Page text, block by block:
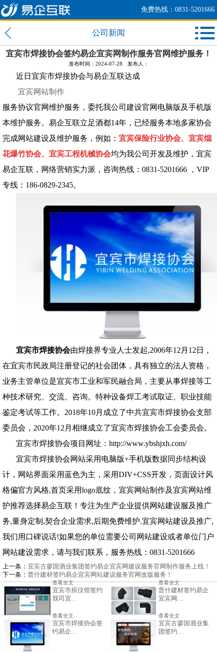
免费热线：0831-5201666
公司新闻
宜宾市焊接协会签约易企宜宾网制作服务官网维护服务！
发布时间：2024-07-28 发布人：
近日宜宾市焊接协会与易企互联达成
宜宾网站制作
服务协议官网维护服务，委托我公司建设官网电脑版及手机版
本维护服务。易企互联立足酒都14年，已经服务本地多家协会
完成网站建设及维护服务，例如： 宜宾保险行业协会、宜宾烟
花爆竹协会、宜宾工程机械协会均为我公司开发及维护，宜宾
易企互联，网络营销实力派，咨询热线：0831-5201666 ，VIP
专线：186-0829-2345。
宜宾市焊接协会由焊接界专业人士发起,2006年12月12日，
在宜宾市民政局注册登记的社会团体，具有独立的法人资格，
业务主管单位是宜宾市工业和军民融合局，主要从事焊接等工
种技术研究、交流、咨询。特种设备焊工考试取证、职业技能
鉴定考试等工作。2018年10月成立了中共宜宾市焊接协会支部
委员会，2020年12月相继成立了宜宾市焊接协会工会委员会。
宜宾市焊接协会项目网址：http://www.ybshjxh.com/
宜宾市焊接协会网站采用电脑版+手机版数据同步结构设
计，网站界面采用蓝色为主，采用DIV+CSS开发，页面设计风
格偏官方风格,首页采用logo底纹，宜宾网站制作及宜宾网站维
护推荐选择易企互联！专注为生产企业提供网站建设服及推广
务,量身定制,契合企业需求,后期免费维护.宜宾网站建设及推广,
我们用口碑说话!如果您的单位需要公司网站建设或者单位门户
网站建设需求，请与我们联系，服务热线：0831-5201666
上一条： 宜宾古廖国酒业集团签约易企宜宾网建设服务官网制作服务上线！
下一条： 普什建材签约易企宜宾网站建设服务官网改版服务！
宜宾市殡仪馆签约
我司宜…
查看全文
普什建材签约易企
宜宾网…
查看全文
宜宾市焊接协会签
约易企…
查看全文
宜宾古廖国酒业集
团签约…
查看全文